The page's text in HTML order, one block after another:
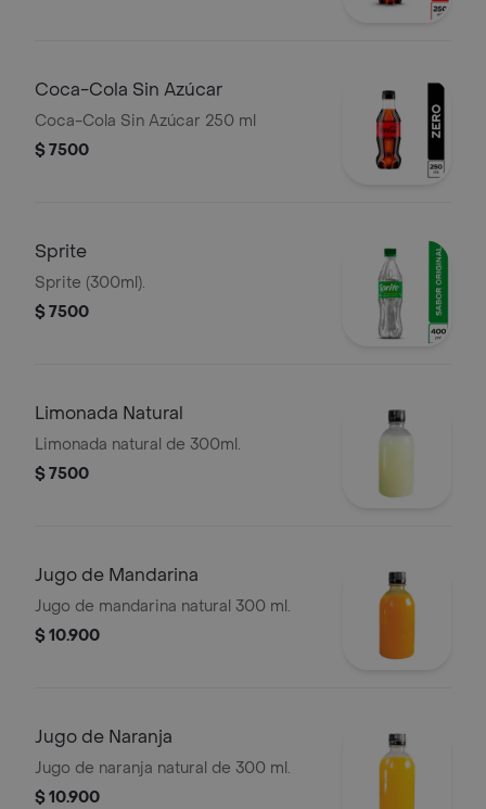
Coca-Cola Sin Azúcar
Coca-Cola Sin Azúcar 250 ml
$ 7500
Sprite
Sprite (300ml).
$ 7500
Limonada Natural
Limonada natural de 300ml.
$ 7500
Jugo de Mandarina
Jugo de mandarina natural 300 ml.
$ 10.900
Jugo de Naranja
Jugo de naranja natural de 300 ml.
$ 10.900